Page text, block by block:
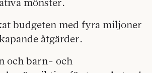
budgeten med fyra miljoner
åtgärder.
och barn- och